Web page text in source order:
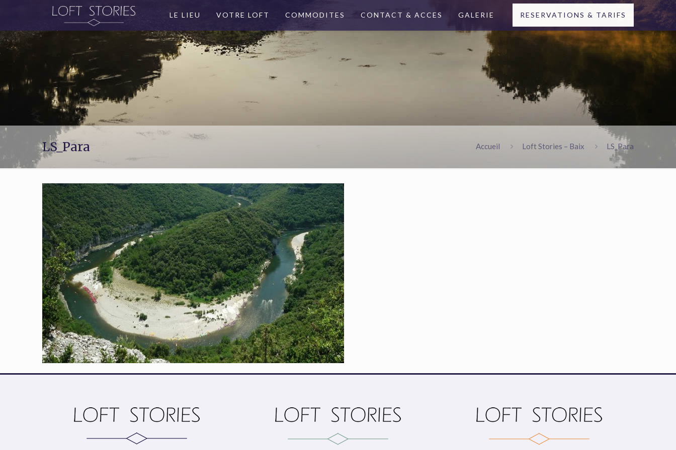
LE LIEU VOTRE LOFT COMMODITES CONTACT & ACCES GALERIE RESERVATIONS & TARIFS
LS_Para Accueil Loft Stories – Baix LS_Para